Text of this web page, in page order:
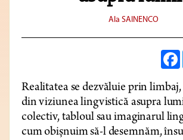
Ala SAINENCO
Realitatea se dezvăluie prin limbaj,
din viziunea lingvistică asupra
colectiv, tabloul sau imaginarul
cum obișnuim să-l desemnăm,